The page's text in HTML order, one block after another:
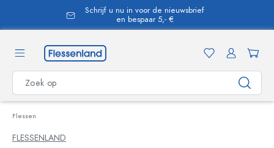
Schrijf u nu in voor de nieuwsbrief
en bespaar 5,- €
Flessen
FLESSENLAND